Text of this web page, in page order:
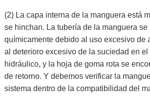
(2) La capa interna de la manguera está
se hinchan. La tubería de la manguera se
químicamente debido al uso excesivo de
al deterioro excesivo de la suciedad en el
hidráulico, y la hoja de goma rota se
de retorno. Y debemos verificar la
sistema dentro de la compatibilidad del